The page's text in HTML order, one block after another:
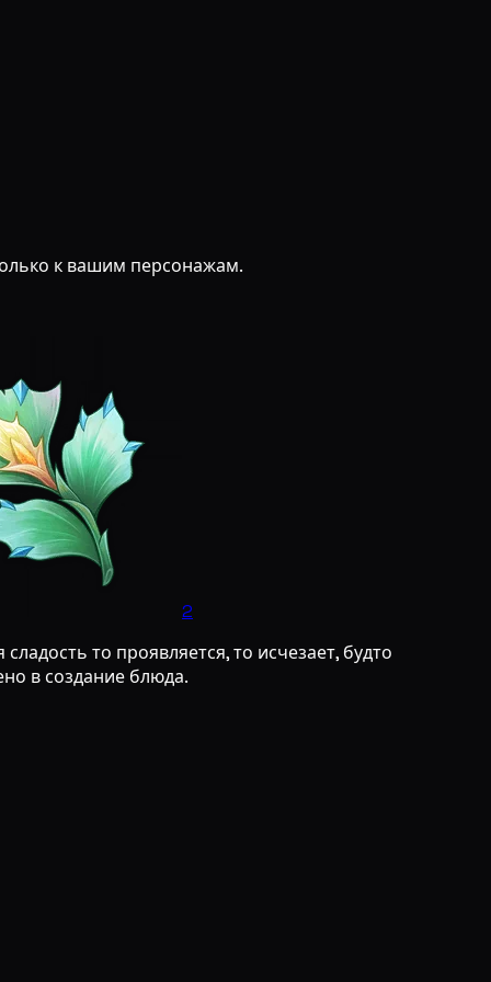
к вашим персонажам.
2
то проявляется, то исчезает, будто
в создание блюда.